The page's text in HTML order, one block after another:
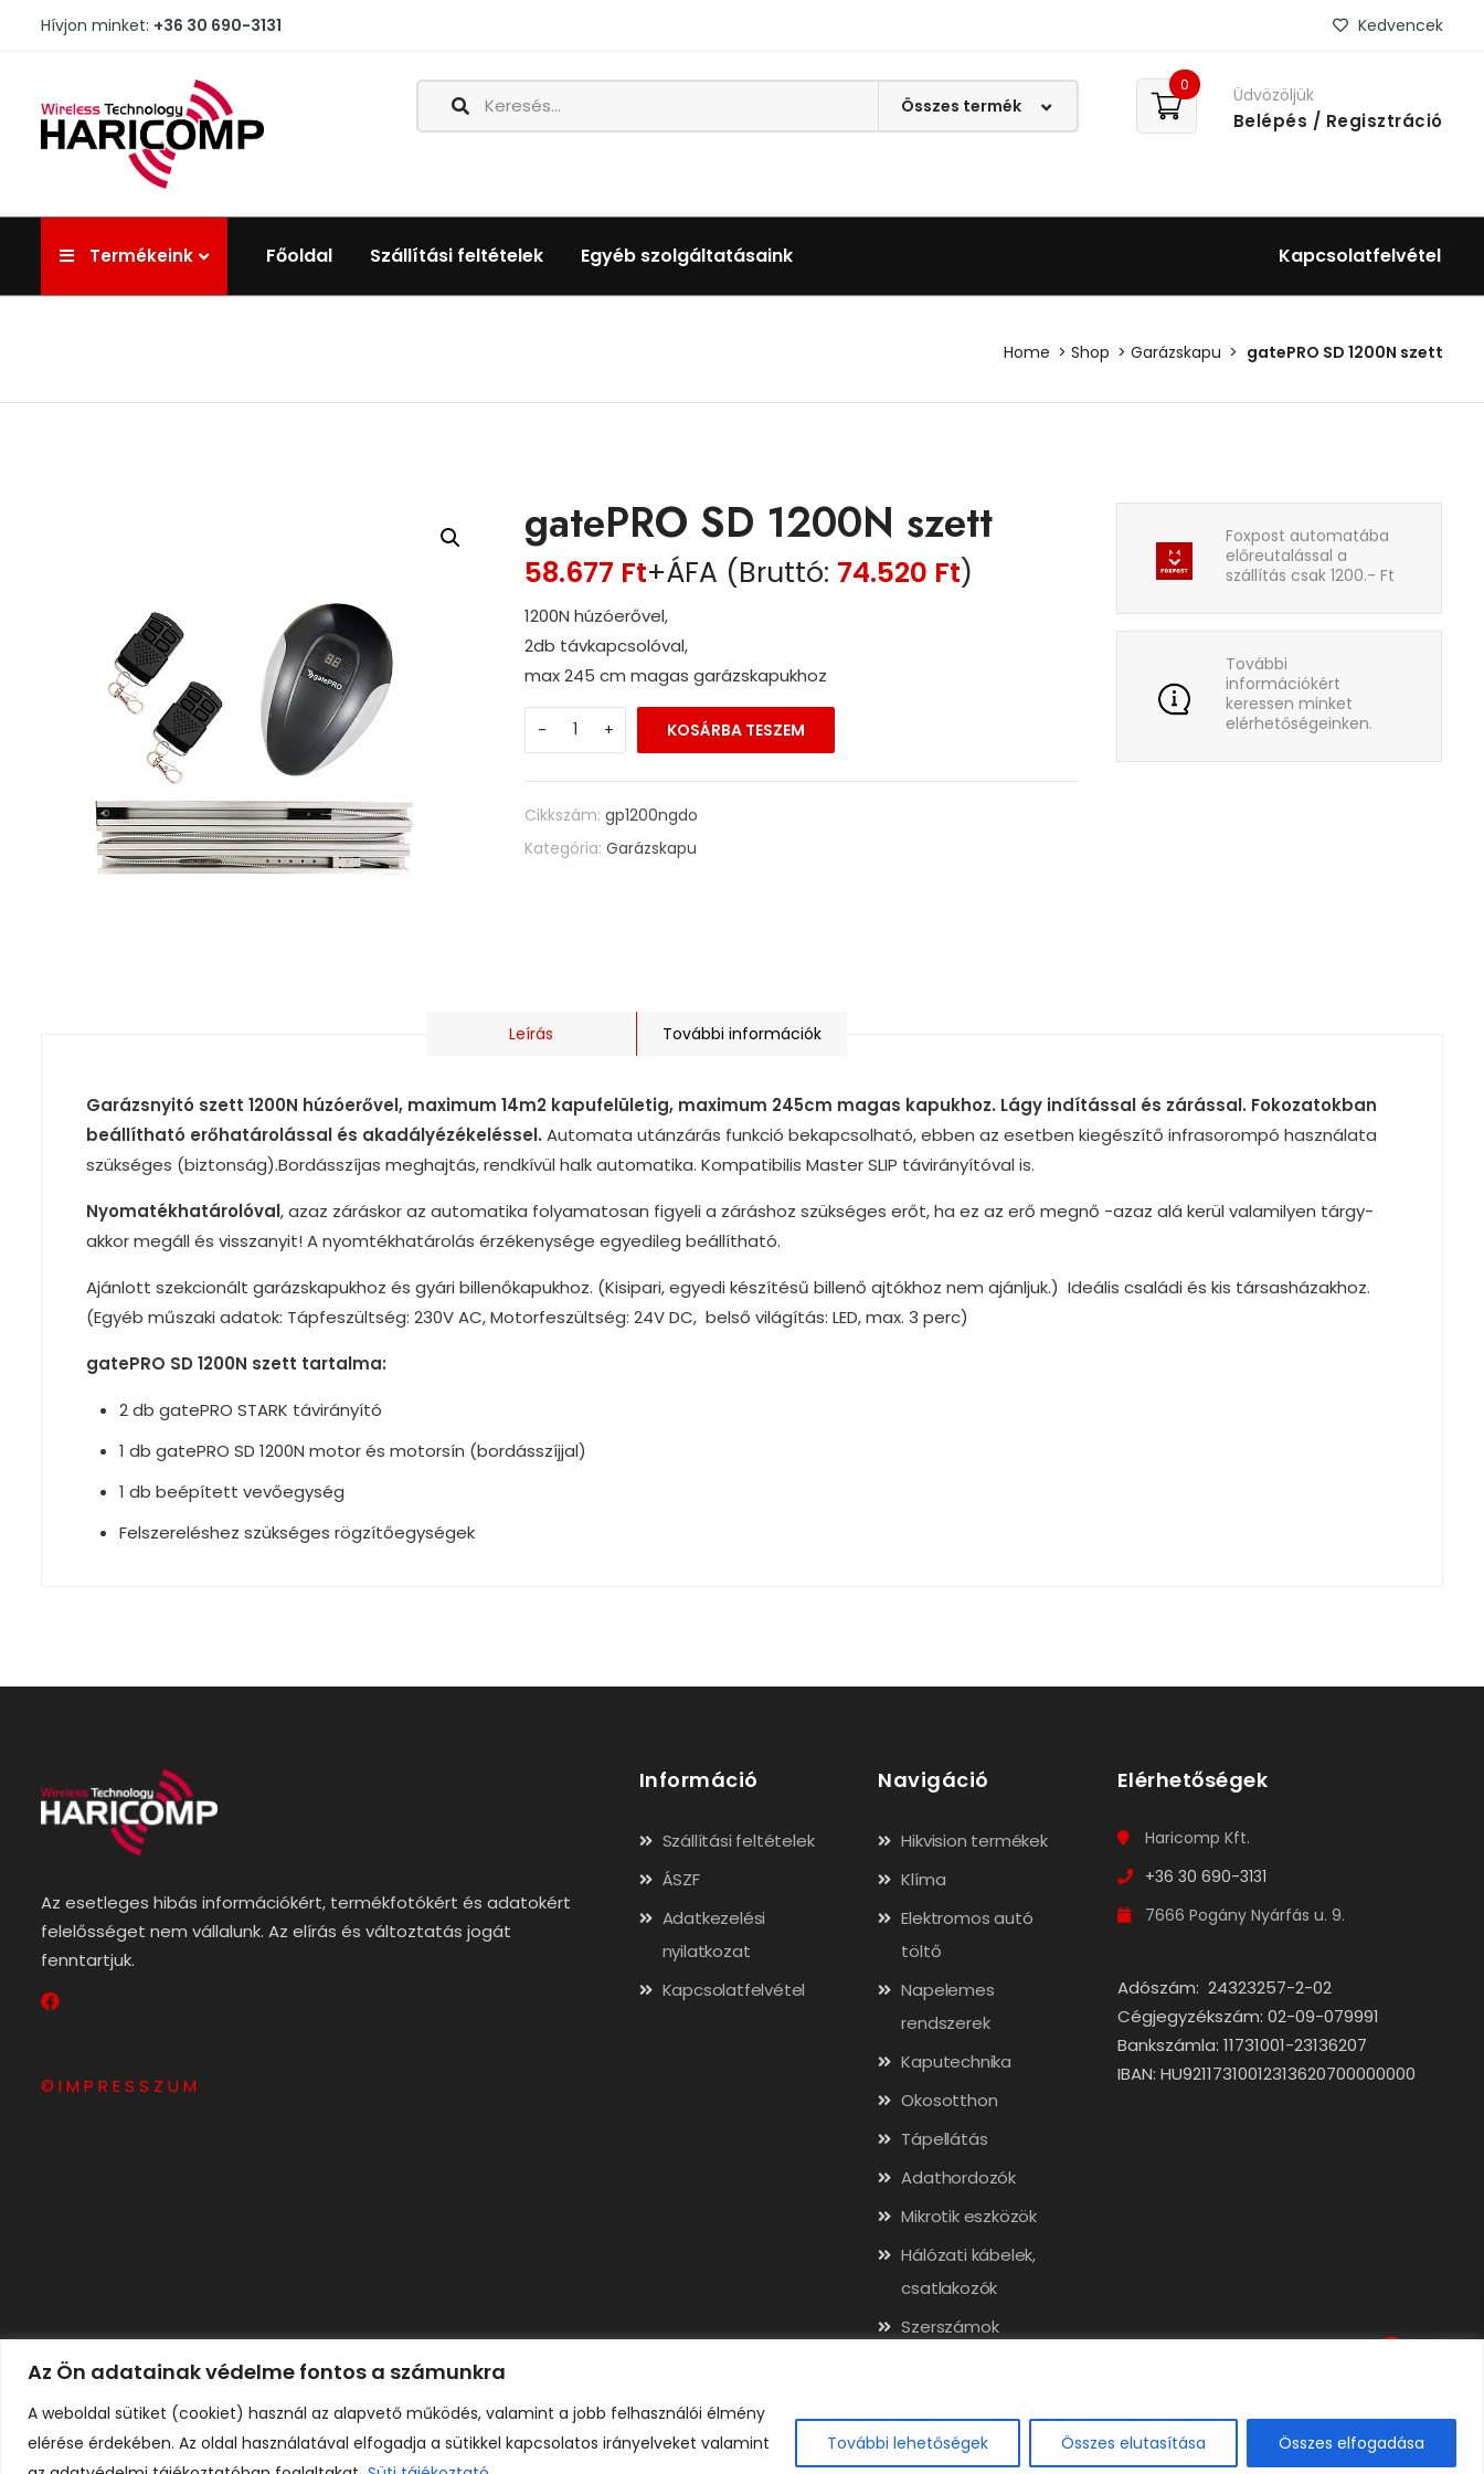
Az Ön adatainak védelme fontos a számunkra
A weboldal sütiket (cookiet) használ az alapvető működés, valamint a jobb felhasználói élmény
elérése érdekében. Az oldal használatával elfogadja a sütikkel kapcsolatos irányelveket valamint
További lehetőségek Összes elutasítása Összes elfogadása
Hívjon minket: +36 30 690-3131 Kedvencek
0 Üdvözöljük
Belépés / Regisztráció
Termékeink Főoldal Szállítási feltételek Egyéb szolgáltatásaink Kapcsolatfelvétel
Home Shop Garázskapu gatePRO SD 1200N szett
gatePRO SD 1200N szett
58.677 Ft+ÁFA (Bruttó: 74.520 Ft)
1200N húzóerővel,
2db távkapcsolóval,
max 245 cm magas garázskapukhoz
- + KOSÁRBA TESZEM
Cikkszám:gp1200ngdo
Kategória:Garázskapu
Foxpost automatába
előreutalással a
szállítás csak 1200.- Ft
További
információkért
keressen minket
elérhetőségeinken.
Leírás További információk
Garázsnyitó szett 1200N húzóerővel, maximum 14m2 kapufelületig, maximum 245cm magas kapukhoz. Lágy indítással és zárással. Fokozatokban
beállítható erőhatárolással és akadályézékeléssel. Automata utánzárás funkció bekapcsolható, ebben az esetben kiegészítő infrasorompó használata
szükséges (biztonság).Bordásszíjas meghajtás, rendkívül halk automatika. Kompatibilis Master SLIP távirányítóval is.
Nyomatékhatárolóval, azaz záráskor az automatika folyamatosan figyeli a záráshoz szükséges erőt, ha ez az erő megnő -azaz alá kerül valamilyen tárgy-
akkor megáll és visszanyit! A nyomtékhatárolás érzékenysége egyedileg beállítható.
Ajánlott szekcionált garázskapukhoz és gyári billenőkapukhoz. (Kisipari, egyedi készítésű billenő ajtókhoz nem ajánljuk.) Ideális családi és kis társasházakhoz.
(Egyéb műszaki adatok: Tápfeszültség: 230V AC, Motorfeszültség: 24V DC, belső világítás: LED, max. 3 perc)
gatePRO SD 1200N szett tartalma:
2 db gatePRO STARK távirányító
1 db gatePRO SD 1200N motor és motorsín (bordásszíjjal)
1 db beépített vevőegység
Felszereléshez szükséges rögzítőegységek
Az esetleges hibás információkért, termékfotókért és adatokért
felelősséget nem vállalunk. Az elírás és változtatás jogát
fenntartjuk.
© I M P R E S S Z U M
Információ
Szállítási feltételek
ÁSZF
Adatkezelési
nyilatkozat
Kapcsolatfelvétel
Navigáció
Hikvision termékek
Klíma
Elektromos autó
töltő
Napelemes
rendszerek
Kaputechnika
Okosotthon
Tápellátás
Adathordozók
Mikrotik eszközök
Hálózati kábelek,
csatlakozók
Szerszámok
Elérhetőségek
Haricomp Kft.
+36 30 690-3131
7666 Pogány Nyárfás u. 9.
Adószám: 24323257-2-02
Cégjegyzékszám: 02-09-079991
Bankszámla: 11731001-23136207
IBAN: HU92117310012313620700000000